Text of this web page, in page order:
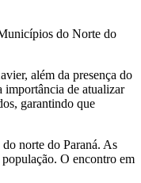
do Norte do
além da presença do
de atualizar
garantindo que
norte do Paraná. As
O encontro em